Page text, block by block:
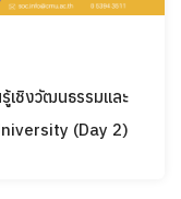
เชิงวัฒนธรรมและ
(Day 2)